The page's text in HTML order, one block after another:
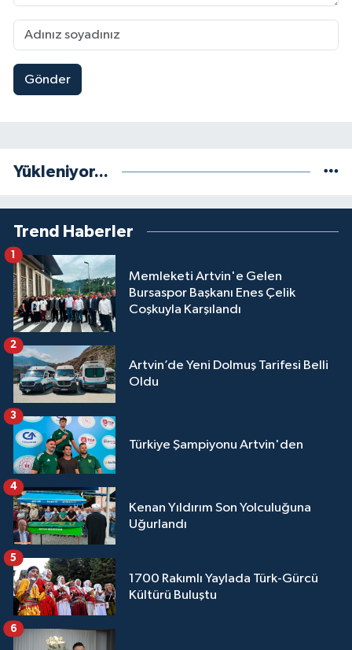
Gönder
Yükleniyor...
Trend Haberler
Memleketi Artvin'e Gelen
Bursaspor Başkanı Enes Çelik
Coşkuyla Karşılandı
1
Artvin’de Yeni Dolmuş Tarifesi Belli
Oldu
2
Türkiye Şampiyonu Artvin'den
3
Kenan Yıldırım Son Yolculuğuna
Uğurlandı
4
1700 Rakımlı Yaylada Türk-Gürcü
Kültürü Buluştu
5
6